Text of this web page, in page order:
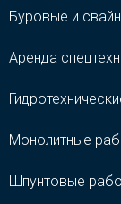
Буровые и
Аренда
Монолитные
Шпунтовые